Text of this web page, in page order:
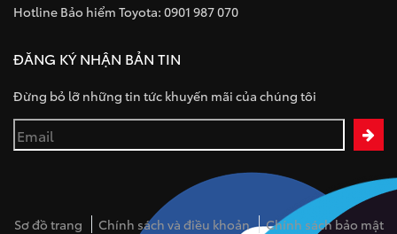
Hotline Bảo hiểm Toyota: 0901 987 070
ĐĂNG KÝ NHẬN BẢN TIN
Đừng bỏ lỡ những tin tức khuyến mãi của chúng tôi
Sơ đồ trang Chính sách và điều khoản
Chính sách bảo mật